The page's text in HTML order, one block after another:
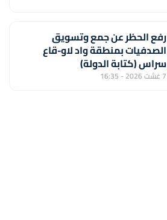
رفع الحظر عن جمع وتسويق
الصدفيات بمنطقة واد لاو-قاع
سراس (كتابة الدولة)
7 غشت 2026 - 16:35